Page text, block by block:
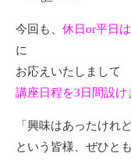
今回も、 休日or平日
に
お応えいたしまして
講座日程を3日間設け
「興味はあったけれ
という皆様、ぜひと